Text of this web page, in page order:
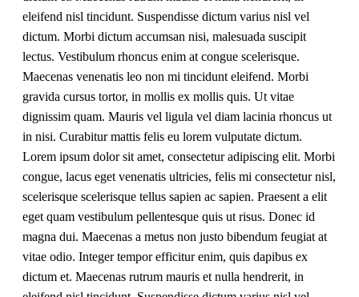
eleifend nisl tincidunt. Suspendisse dictum varius nisl vel
dictum. Morbi dictum accumsan nisi, malesuada suscipit
lectus. Vestibulum rhoncus enim at congue scelerisque.
Maecenas venenatis leo non mi tincidunt eleifend. Morbi
gravida cursus tortor, in mollis ex mollis quis. Ut vitae
dignissim quam. Mauris vel ligula vel diam lacinia rhoncus ut
in nisi. Curabitur mattis felis eu lorem vulputate dictum.
Lorem ipsum dolor sit amet, consectetur adipiscing elit. Morbi
congue, lacus eget venenatis ultricies, felis mi consectetur nisl,
scelerisque scelerisque tellus sapien ac sapien. Praesent a elit
eget quam vestibulum pellentesque quis ut risus. Donec id
magna dui. Maecenas a metus non justo bibendum feugiat at
vitae odio. Integer tempor efficitur enim, quis dapibus ex
dictum et. Maecenas rutrum mauris et nulla hendrerit, in